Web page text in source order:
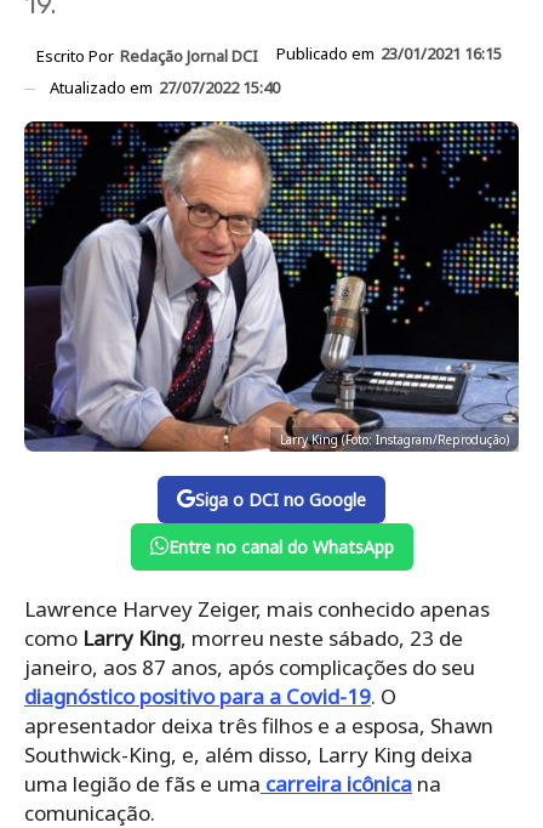
Escrito Por Redação Jornal DCI Publicado em 23/01/2021 16:15
Atualizado em 27/07/2022 15:40
Larry King (Foto: Instagram/Reprodução)
Siga o DCI no Google
Entre no canal do WhatsApp
Lawrence Harvey Zeiger, mais conhecido apenas
como Larry King, morreu neste sábado, 23 de
janeiro, aos 87 anos, após complicações do seu
diagnóstico positivo para a Covid-19. O
apresentador deixa três filhos e a esposa, Shawn
Southwick-King, e, além disso, Larry King deixa
uma legião de fãs e uma carreira icônica na
comunicação.